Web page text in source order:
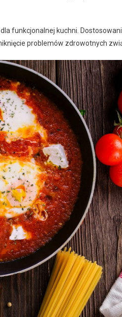
funkcjonalnej kuchni.
problemów zdrowotnych